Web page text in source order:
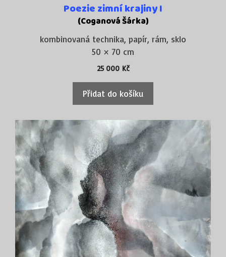
Poezie zimní krajiny I
(Coganová Šárka)
kombinovaná technika, papír, rám, sklo
50 × 70 cm
25 000 Kč
Přidat do košíku